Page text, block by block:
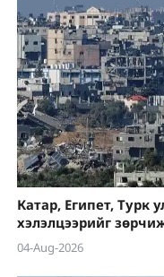
Катар, Египет, Турк
хэлэлцээрийг
04-Aug-2026